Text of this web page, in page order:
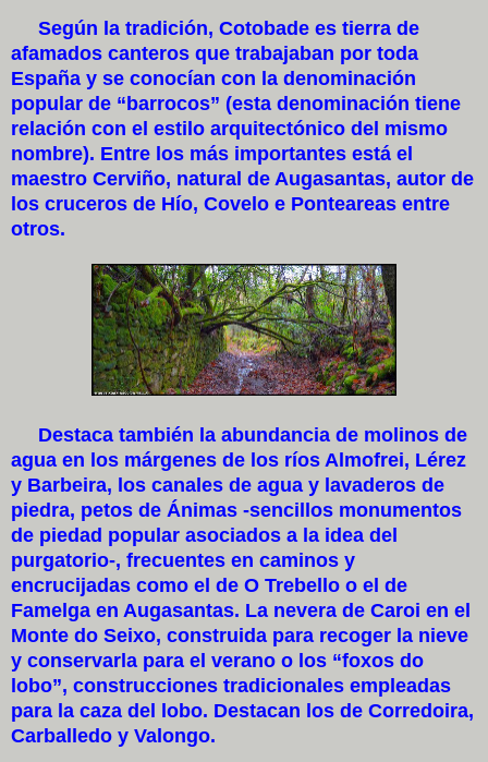
Según la tradición, Cotobade es tierra de
afamados canteros que trabajaban por toda
España y se conocían con la denominación
popular de “barrocos” (esta denominación tiene
relación con el estilo arquitectónico del mismo
nombre). Entre los más importantes está el
maestro Cerviño, natural de Augasantas, autor de
los cruceros de Hío, Covelo e Ponteareas entre
otros.
Destaca también la abundancia de molinos de
agua en los márgenes de los ríos Almofrei, Lérez
y Barbeira, los canales de agua y lavaderos de
piedra, petos de Ánimas -sencillos monumentos
de piedad popular asociados a la idea del
purgatorio-, frecuentes en caminos y
encrucijadas como el de O Trebello o el de
Famelga en Augasantas. La nevera de Caroi en el
Monte do Seixo, construida para recoger la nieve
y conservarla para el verano o los “foxos do
lobo”, construcciones tradicionales empleadas
para la caza del lobo. Destacan los de Corredoira,
Carballedo y Valongo.